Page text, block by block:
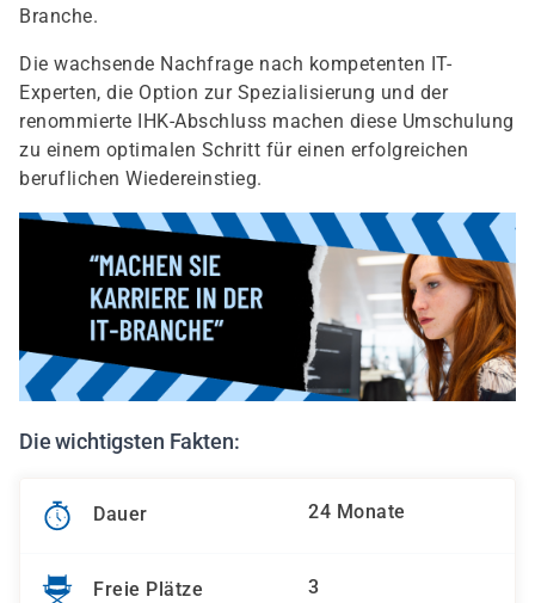
Branche.
Die wachsende Nachfrage nach kompetenten IT-
Experten, die Option zur Spezialisierung und der
renommierte IHK-Abschluss machen diese Umschulung
zu einem optimalen Schritt für einen erfolgreichen
beruflichen Wiedereinstieg.
Die wichtigsten Fakten:
Dauer 24 Monate
Freie Plätze 3